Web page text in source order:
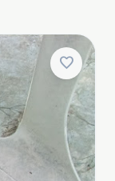
favorite